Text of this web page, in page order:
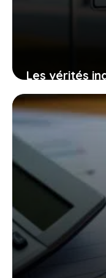
Les vérités
éliminatoire
permis